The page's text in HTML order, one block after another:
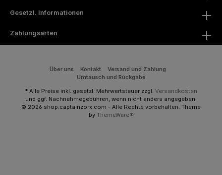
Gesetzl. Informationen
Zahlungsarten
Über uns Kontakt
Versand und Zahlung
Umtausch und Rückgabe
* Alle Preise inkl. gesetzl. Mehrwertsteuer zzgl. Versandkosten
und ggf. Nachnahmegebühren, wenn nicht anders angegeben.
© 2026 shop.captainzorx.com - Alle Rechte vorbehalten. Theme
by ThemeWare®